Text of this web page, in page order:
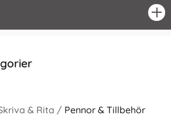
& Rita / Pennor & Tillbehör